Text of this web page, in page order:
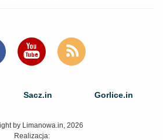
Sacz.in Gorlice.in
by Limanowa.in, 2026
Realizacja: